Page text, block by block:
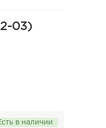
03)
в наличии